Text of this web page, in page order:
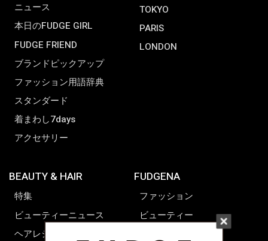
ニュース
本日のFUDGE GIRL
FUDGE FRIEND
ブランドピックアップ
ファッション用語辞典
スタンダード
着まわし7days
アクセサリー
TOKYO
PARIS
LONDON
BEAUTY & HAIR
特集
ビューティーニュース
ヘアレシピ ストーリーズ
FUDGENA
ファッション
ビューティー